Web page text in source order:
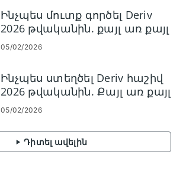
Ինչպես մուտք գործել Deriv
2026 թվականին. քայլ առ քայլ
ուղեցույց, ընդհանուր մուտքի
խնդիրներ և լուծումներ
05/02/2026
Ինչպես ստեղծել Deriv հաշիվ
2026 թվականին. Քայլ առ քայլ
գրանցման ուղեցույց
սկսնակների համար
05/02/2026
Դիտել ավելին